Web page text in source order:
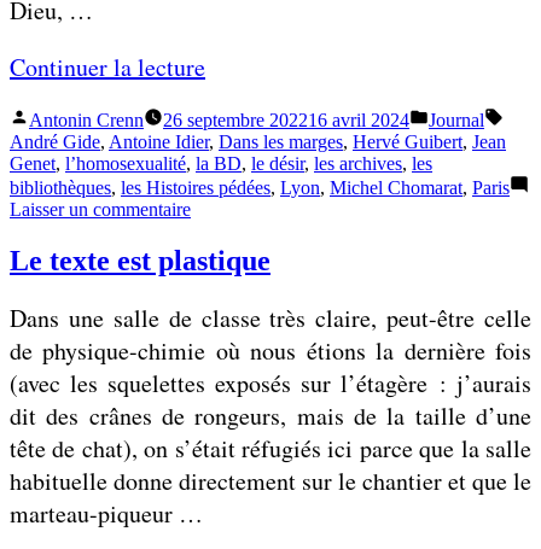
i
o
n
n
i
t
p
d
u
t
Dieu, …
Continuer la lecture«
N
o
t
e
n
t
m
i
t
Publié
par
Antonin Crenn 26 septembre 202216 avril 2024
Publié
dans
Journal
André Gide, Antoine Idier, Dans les marges, Hervé Guibert, Jean
Genet, l’homosexualité, la BD, le désir, les archives, les
bibliothèques, les Histoires pédées, Lyon, Michel Chomarat, Paris
Laisser un commentairesur
intimité
est
Le texte est plastique
Dans une salle de classe très claire, peut-être celle
de physique-chimie où nous étions la dernière fois
(avec les squelettes exposés sur l’étagère : j’aurais
dit des crânes de rongeurs, mais de la taille d’une
tête de chat), on s’était réfugiés ici parce que la salle
habituelle donne directement sur le chantier et que le
marteau-piqueur …